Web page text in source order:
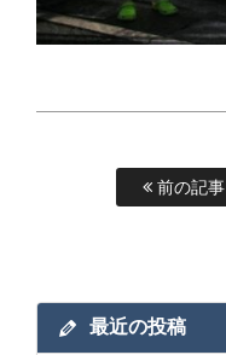
前の記事
最近の投稿